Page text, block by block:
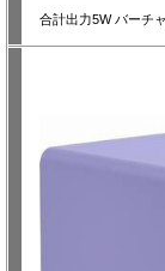
合計出力5W バーチ